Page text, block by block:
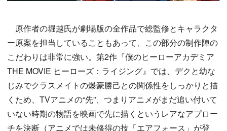
原作者の堀越氏が劇場版の全作品で総監修とキャラクタ
ー原案を担当していることもあって、この部分の制作陣の
こだわりは非常に強い。第2作『僕のヒーローアカデミア
THE MOVIE ヒーローズ：ライジング』では、デクと幼な
じみでクラスメイトの爆豪勝己との関係性をしっかりと描
くため、TVアニメの“先”、つまりアニメがまだ追い付いて
いない時期の物語を映画で先に描くというレアなアプロー
チを決断（アニメでは未修得の技「エアフォース」が登